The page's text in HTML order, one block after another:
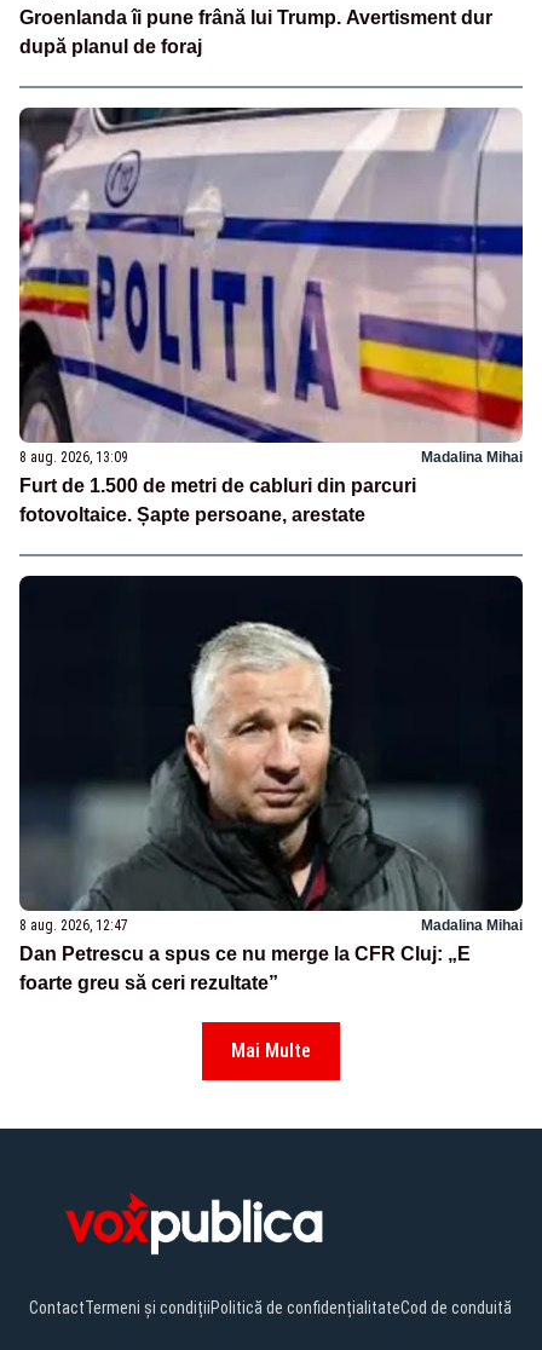
Groenlanda îi pune frână lui Trump. Avertisment dur
după planul de foraj
8 aug. 2026, 13:09 Madalina Mihai
Furt de 1.500 de metri de cabluri din parcuri
fotovoltaice. Șapte persoane, arestate
8 aug. 2026, 12:47 Madalina Mihai
Dan Petrescu a spus ce nu merge la CFR Cluj: „E
foarte greu să ceri rezultate”
Mai Multe
ContactTermeni și condițiiPolitică de confidențialitateCod de conduită